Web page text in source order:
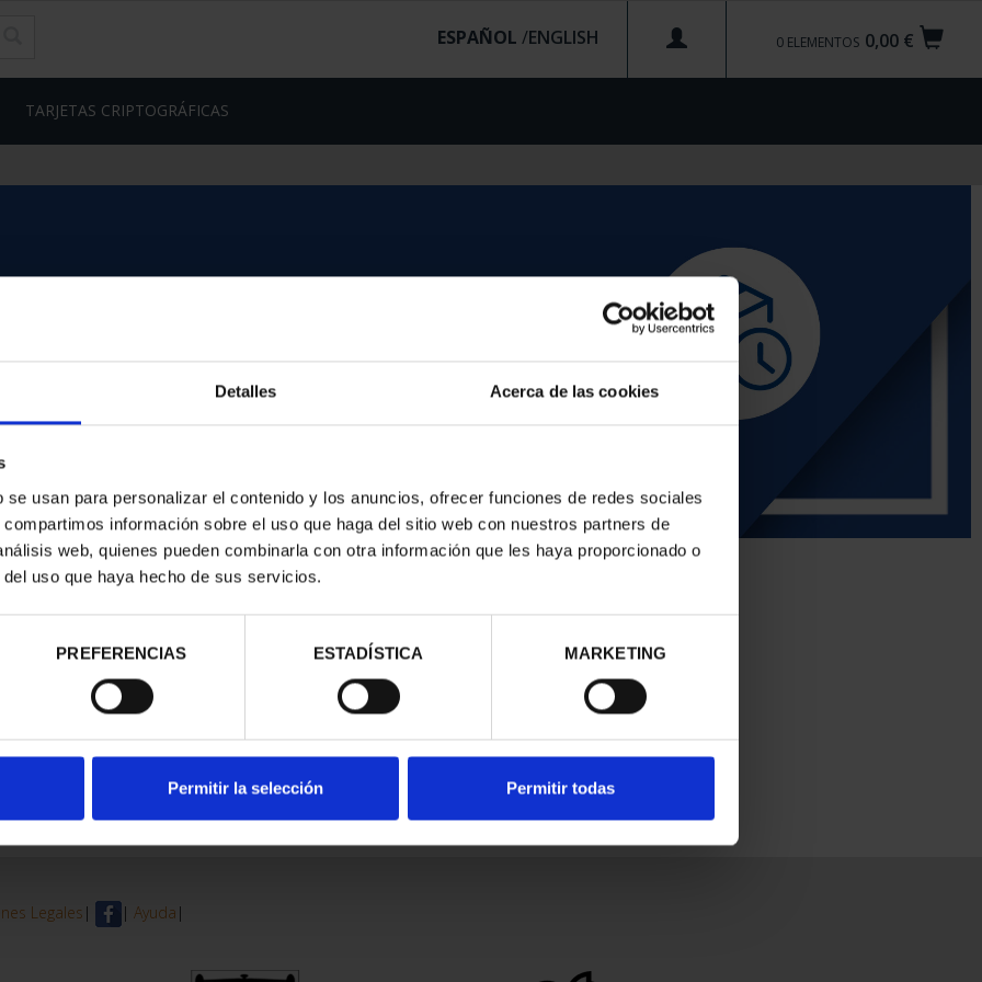
Detalles Acerca de las cookies
usan para personalizar el contenido y los anuncios, ofrecer funciones de redes sociales
información sobre el uso que haga del sitio web con nuestros partners de
web, quienes pueden combinarla con otra información que les haya proporcionado o
uso que haya hecho de sus servicios.
PREFERENCIAS ESTADÍSTICA MARKETING
Permitir la selección Permitir todas
0,00 €
0 ELEMENTOS
ESPAÑOL /
TARJETAS CRIPTOGRÁFICAS
Legales | | Ayuda |